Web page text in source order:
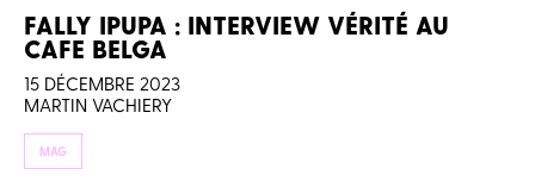
FALLY IPUPA : INTERVIEW VÉRITÉ AU
CAFE BELGA
15 DÉCEMBRE 2023
MARTIN VACHIERY
MAG